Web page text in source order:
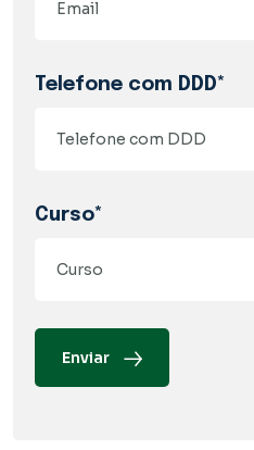
Telefone com DDD*
Curso*
Enviar